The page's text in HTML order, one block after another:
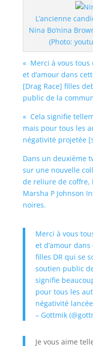
L’ancienne
Nina Bo’nina
(Photo:
« Merci à vous tous
et d’amour dans
[Drag Race] filles
public de la
« Cela signifie
mais pour tous les
négativité projetée
Dans un deuxième
sur une nouvelle
de reliure de coffre,
Marsha P Johnson
noires.
Merci à vous
et d’amour
filles DR qui se
soutien public
signifie
pour tous les
négativité
– Gottmik
Je vous aime